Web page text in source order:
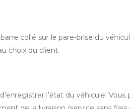
collé sur le pare-brise du
choix du client.
l’état du véhicule. Vous